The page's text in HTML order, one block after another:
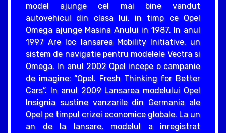
model ajunge cel mai bine vandut
autovehicul din clasa lui, in timp ce Opel
Omega ajunge Masina Anului in 1987. In anul
1997 Are loc lansarea Mobility Initiative, un
sistem de navigatie pentru modelele Vectra si
Omega. In anul 2002 Opel incepe o campanie
de imagine: “Opel. Fresh Thinking for Better
Cars”. In anul 2009 Lansarea modelului Opel
Insignia sustine vanzarile din Germania ale
Opel pe timpul crizei economice globale. La un
an de la lansare, modelul a inregistrat